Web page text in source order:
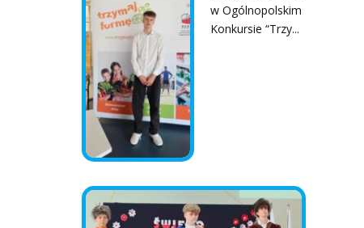
w Ogólnopolskim
Konkursie “Trzy...